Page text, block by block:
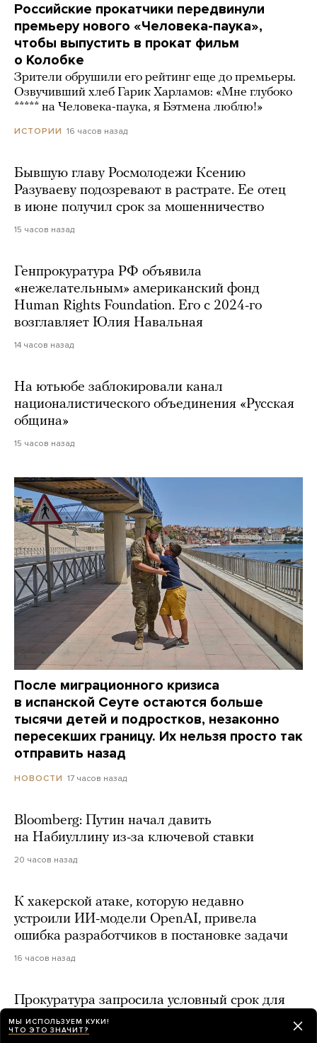
Российские прокатчики передвинули
премьеру нового «Человека-паука»,
чтобы выпустить в прокат фильм
о Колобке
Зрители обрушили его рейтинг еще до премьеры.
Озвучивший хлеб Гарик Харламов: «Мне глубоко
***** на Человека-паука, я Бэтмена люблю!»
ИСТОРИИ 16 часов назад
Бывшую главу Росмолодежи Ксению
Разуваеву подозревают в растрате. Ее отец
в июне получил срок за мошенничество
15 часов назад
Генпрокуратура РФ объявила
«нежелательным» американский фонд
Human Rights Foundation. Его с 2024-го
возглавляет Юлия Навальная
14 часов назад
На ютьюбе заблокировали канал
националистического объединения «Русская
община»
15 часов назад
После миграционного кризиса
в испанской Сеуте остаются больше
тысячи детей и подростков, незаконно
пересекших границу. Их нельзя просто так
отправить назад
НОВОСТИ 17 часов назад
Bloomberg: Путин начал давить
на Набиуллину из-за ключевой ставки
20 часов назад
К хакерской атаке, которую недавно
устроили ИИ-модели OpenAI, привела
ошибка разработчиков в постановке задачи
16 часов назад
Прокуратура запросила условный срок для
бывшего гендиректора Popcorn Books
Дмитрия Протопопова по делу о продаже
МЫ ИСПОЛЬЗУЕМ КУКИ!
ЧТО ЭТО ЗНАЧИТ?